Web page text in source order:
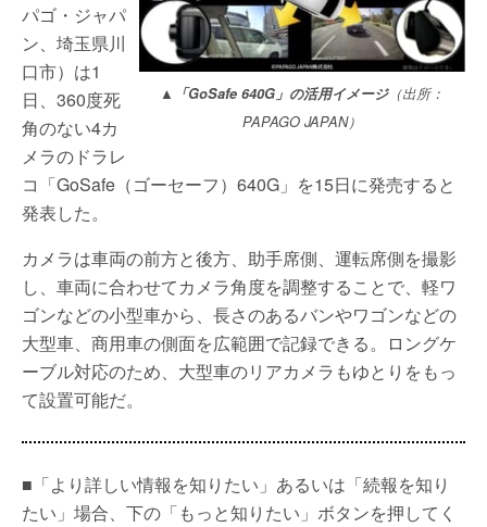
▲「GoSafe 640G」の活用イメージ（出所：
PAPAGO JAPAN）
パゴ・ジャパ
ン、埼玉県川
口市）は1
日、360度死
角のない4カ
メラのドラレ
コ「GoSafe（ゴーセーフ）640G」を15日に発売すると
発表した。
カメラは車両の前方と後方、助手席側、運転席側を撮影
し、車両に合わせてカメラ角度を調整することで、軽ワ
ゴンなどの小型車から、長さのあるバンやワゴンなどの
大型車、商用車の側面を広範囲で記録できる。ロングケ
ーブル対応のため、大型車のリアカメラもゆとりをもっ
て設置可能だ。
■「より詳しい情報を知りたい」あるいは「続報を知り
たい」場合、下の「もっと知りたい」ボタンを押してく